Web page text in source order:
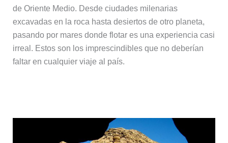
de Oriente Medio. Desde ciudades milenarias
excavadas en la roca hasta desiertos de otro planeta,
pasando por mares donde flotar es una experiencia casi
irreal. Estos son los imprescindibles que no deberían
faltar en cualquier viaje al país.